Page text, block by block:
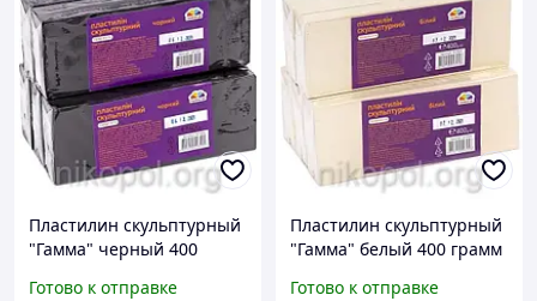
Пластилин скульптурный
"Гамма" черный 400
Готово к отправке
Пластилин скульптурный
"Гамма" белый 400 грамм
Готово к отправке